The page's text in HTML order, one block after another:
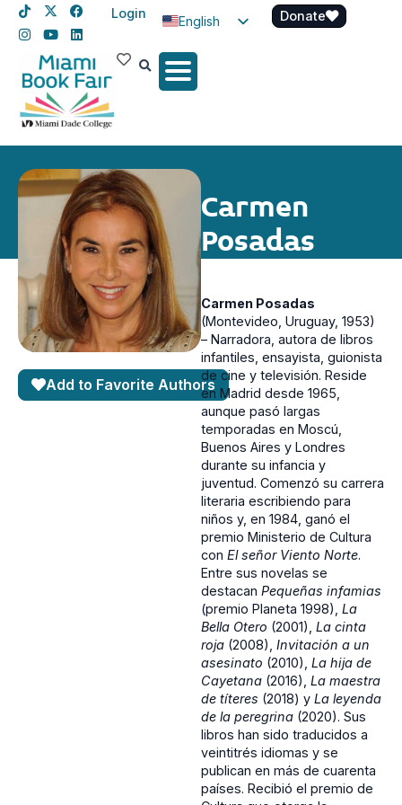
Login
English
Spanish
Donate
Carmen
Posadas
Add to Favorite Authors
Carmen Posadas
(Montevideo, Uruguay, 1953)
– Narradora, autora de libros
infantiles, ensayista, guionista
de cine y televisión. Reside
en Madrid desde 1965,
aunque pasó largas
temporadas en Moscú,
Buenos Aires y Londres
durante su infancia y
juventud. Comenzó su carrera
literaria escribiendo para
niños y, en 1984, ganó el
premio Ministerio de Cultura
con El señor Viento Norte.
Entre sus novelas se
destacan Pequeñas infamias
(premio Planeta 1998), La
Bella Otero (2001), La cinta
roja (2008), Invitación a un
asesinato (2010), La hija de
Cayetana (2016), La maestra
de títeres (2018) y La leyenda
de la peregrina (2020). Sus
libros han sido traducidos a
veintitrés idiomas y se
publican en más de cuarenta
países. Recibió el premio de